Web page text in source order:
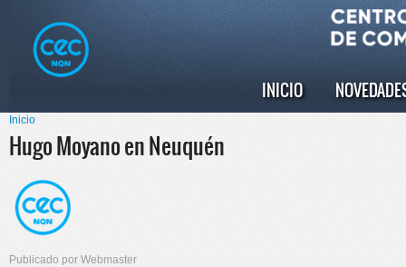
principal
Menú principal
INICIO
Se encuentra usted aquí
Inicio
Hugo Moyano en Neuquén
Publicado por Webmaster